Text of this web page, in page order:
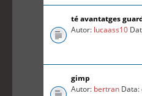
té avantatges
Autor: lucaass10
gimp
Autor: bertran Data: